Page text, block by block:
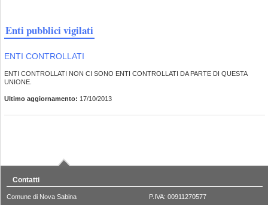
Enti pubblici vigilati
ENTI CONTROLLATI
ENTI CONTROLLATI NON CI SONO ENTI CONTROLLATI DA PARTE DI QUESTA
UNIONE.
Ultimo aggiornamento: 17/10/2013
Contatti
Comune di Nova Sabina P.IVA: 00911270577